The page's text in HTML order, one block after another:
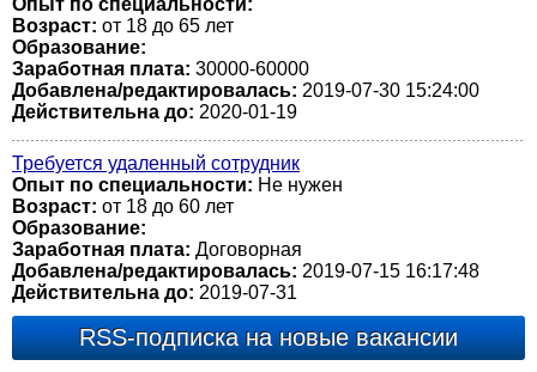
Опыт по специальности:
Возраст: от 18 до 65 лет
Образование:
Заработная плата: 30000-60000
Добавлена/редактировалась: 2019-07-30 15:24:00
Действительна до: 2020-01-19
Требуется удаленный сотрудник
Опыт по специальности: Не нужен
Возраст: от 18 до 60 лет
Образование:
Заработная плата: Договорная
Добавлена/редактировалась: 2019-07-15 16:17:48
Действительна до: 2019-07-31
RSS-подписка на новые вакансии